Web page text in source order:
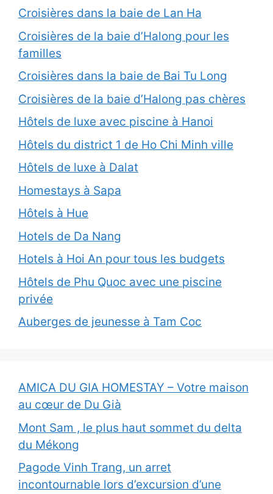
Croisières dans la baie de Lan Ha
Croisières de la baie d’Halong pour les
familles
Croisières dans la baie de Bai Tu Long
Croisières de la baie d’Halong pas chères
Hôtels de luxe avec piscine à Hanoi
Hôtels du district 1 de Ho Chi Minh ville
Hôtels de luxe à Dalat
Homestays à Sapa
Hôtels à Hue
Hotels de Da Nang
Hotels à Hoi An pour tous les budgets
Hôtels de Phu Quoc avec une piscine
privée
Auberges de jeunesse à Tam Coc
AMICA DU GIA HOMESTAY – Votre maison
au cœur de Du Già
Mont Sam , le plus haut sommet du delta
du Mékong
Pagode Vinh Trang, un arret
incontournable lors d’excursion d’une